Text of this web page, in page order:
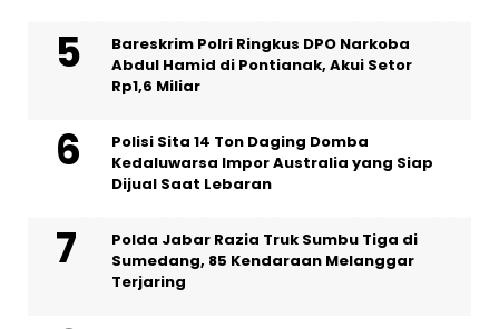
Bareskrim Polri Ringkus DPO Narkoba
Abdul Hamid di Pontianak, Akui Setor
Rp1,6 Miliar
Polisi Sita 14 Ton Daging Domba
Kedaluwarsa Impor Australia yang Siap
Dijual Saat Lebaran
Polda Jabar Razia Truk Sumbu Tiga di
Sumedang, 85 Kendaraan Melanggar
Terjaring